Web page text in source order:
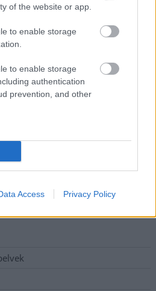
of the website or app.
to enable storage
to enable storage
authentication
prevention, and other
Access Privacy Policy
fordult: több száz
Hunland, a hazai
szereplője
festett a Duna a két évvel
– fotógyűjtemény
a vendégektől – a hőhullám
Szolnokon